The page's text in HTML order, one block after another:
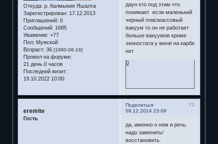
Откуда: р. Калмыкия Яшалта
Зарегистрирован: 17.12.2013
Приглашений: 0
Сообщений: 1685
Уважение: +77
Пол: Мужской
Возраст: 36 [1990-06-16]
Провел на форуме:
21 день 0 часов
Последний визит:
19.10.2022 10:00
даун кто под этим что
понимает если маленький
черный пласмассовый
вакуум то он не работает
больше вакуумов кроме
эконостата у меня на карбе
нет
0
Поделиться
71
09.12.2014 23:09
eremite
Гость
да, именно о нем и речь.
надо заменить/
восстановить.